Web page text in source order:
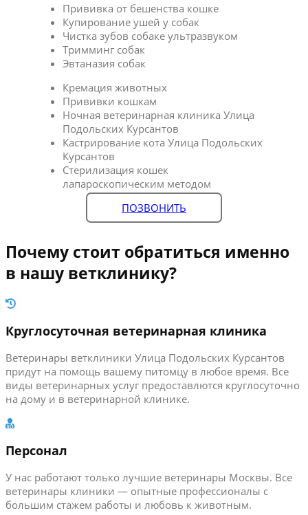
Прививка от бешенства кошке
Купирование ушей у собак
Чистка зубов собаке ультразвуком
Тримминг собак
Эвтаназия собак
Кремация животных
Прививки кошкам
Ночная ветеринарная клиника Улица
Подольских Курсантов
Кастрирование кота Улица Подольских
Курсантов
Стерилизация кошек
лапароскопическим методом
ПОЗВОНИТЬ
Почему стоит обратиться именно
в нашу ветклинику?
Круглосуточная ветеринарная клиника
Ветеринары ветклиники Улица Подольских Курсантов
придут на помощь вашему питомцу в любое время. Все
виды ветеринарных услуг предоставлются круглосуточно
на дому и в ветеринарной клинике.
Персонал
У нас работают только лучшие ветеринары Москвы. Все
ветеринары клиники — опытные профессионалы с
большим стажем работы и любовь к животным.